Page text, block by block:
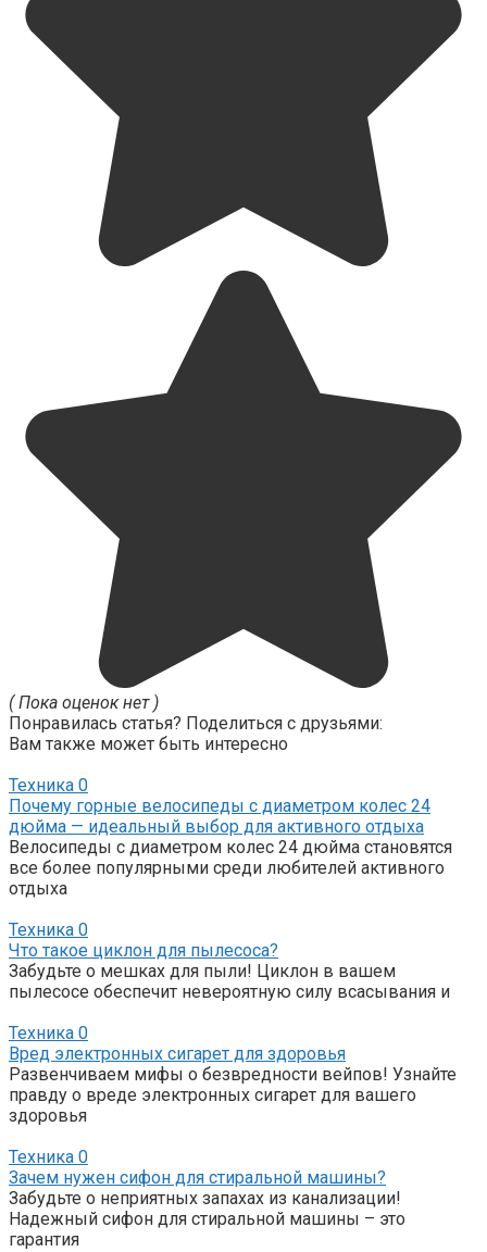
( Пока оценок нет )
Понравилась статья? Поделиться с друзьями:
Вам также может быть интересно
Техника 0
Почему горные велосипеды с диаметром колес 24
дюйма — идеальный выбор для активного отдыха
Велосипеды с диаметром колес 24 дюйма становятся
все более популярными среди любителей активного
отдыха
Техника 0
Что такое циклон для пылесоса?
Забудьте о мешках для пыли! Циклон в вашем
пылесосе обеспечит невероятную силу всасывания и
Техника 0
Вред электронных сигарет для здоровья
Развенчиваем мифы о безвредности вейпов! Узнайте
правду о вреде электронных сигарет для вашего
здоровья
Техника 0
Зачем нужен сифон для стиральной машины?
Забудьте о неприятных запахах из канализации!
Надежный сифон для стиральной машины – это
гарантия